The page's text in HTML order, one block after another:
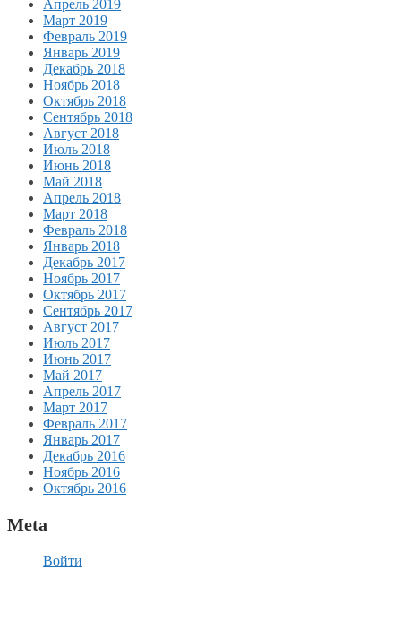
Апрель 2019
Март 2019
Февраль 2019
Январь 2019
Декабрь 2018
Ноябрь 2018
Октябрь 2018
Сентябрь 2018
Август 2018
Июль 2018
Июнь 2018
Май 2018
Апрель 2018
Март 2018
Февраль 2018
Январь 2018
Декабрь 2017
Ноябрь 2017
Октябрь 2017
Сентябрь 2017
Август 2017
Июль 2017
Июнь 2017
Май 2017
Апрель 2017
Март 2017
Февраль 2017
Январь 2017
Декабрь 2016
Ноябрь 2016
Октябрь 2016
Meta
Войти